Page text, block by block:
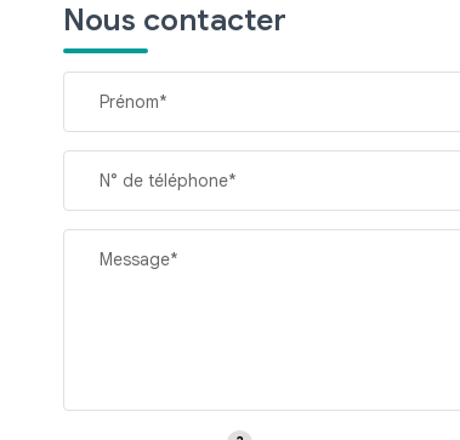
Nous contacter
Prénom*
N° de téléphone*
Message*